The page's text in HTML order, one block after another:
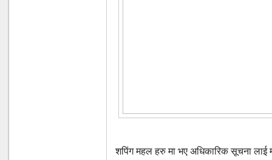
शपिंग महल हरु मा भए अधिकारिक सूचना